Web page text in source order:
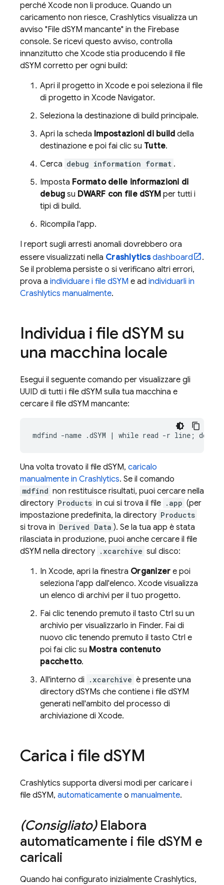
perché Xcode non li produce. Quando un
caricamento non riesce, Crashlytics visualizza un
avviso "File dSYM mancante" in the Firebase
console. Se ricevi questo avviso, controlla
innanzitutto che Xcode stia producendo il file
dSYM corretto per ogni build:
Apri il progetto in Xcode e poi seleziona il file
di progetto in Xcode Navigator.
Seleziona la destinazione di build principale.
Apri la scheda Impostazioni di build della
destinazione e poi fai clic su Tutte.
Cerca debug information format .
Imposta Formato delle informazioni di
debug su DWARF con file dSYM per tutti i
tipi di build.
Ricompila l'app.
I report sugli arresti anomali dovrebbero ora
essere visualizzati nella Crashlyticsdashboard
.
Se il problema persiste o si verificano altri errori,
prova a individuare i file dSYM e ad individuarli in
Crashlytics manualmente.
Individua i file dSYM su
una macchina locale
Esegui il seguente comando per visualizzare gli
UUID di tutti i file dSYM sulla tua macchina e
cercare il file dSYM mancante:
mdfind -name .dSYM | while read -r line; do
Una volta trovato il file dSYM, caricalo
manualmente in Crashlytics. Se il comando
mdfind non restituisce risultati, puoi cercare nella
directory Products in cui si trova il file .app (per
impostazione predefinita, la directory Products
si trova in Derived Data ). Se la tua app è stata
rilasciata in produzione, puoi anche cercare il file
dSYM nella directory .xcarchive sul disco:
In Xcode, apri la finestra Organizer e poi
seleziona l'app dall'elenco. Xcode visualizza
un elenco di archivi per il tuo progetto.
Fai clic tenendo premuto il tasto Ctrl su un
archivio per visualizzarlo in Finder. Fai di
nuovo clic tenendo premuto il tasto Ctrl e
poi fai clic su Mostra contenuto
pacchetto.
All'interno di
.xcarchive è presente una
directory dSYMs che contiene i file dSYM
generati nell'ambito del processo di
archiviazione di Xcode.
Carica i file dSYM
Crashlytics supporta diversi modi per caricare i
file dSYM, automaticamente o manualmente.
(Consigliato)Elabora
automaticamente i file dSYM e
caricali
Quando hai configurato inizialmente Crashlytics,